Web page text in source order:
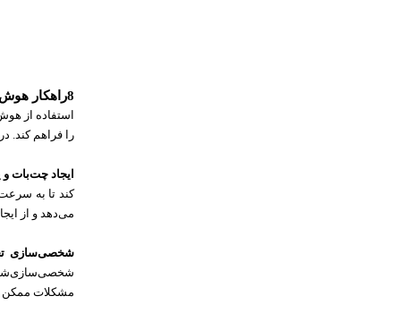
8راهکار هوش‌مصنوعی ‌در کسب‌و کارهای خانگی
استفاده از
را فراهم کند.
ایجاد چت‌بات
کند تا به
می‌دهد و از
شخصی‌سازی
مشکلات ممکن